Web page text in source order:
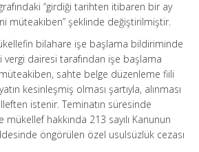
“girdiği tarihten itibaren bir ay
müteakiben” şeklinde değiştirilmiştir.
bilahare işe başlama bildiriminde
vergi dairesi tarafından işe başlama
müteakiben, sahte belge düzenleme fiili
kesinleşmiş olması şartıyla, alınması
istenir. Teminatın süresinde
hakkında 213 sayılı Kanunun
öngörülen özel usulsüzlük cezası